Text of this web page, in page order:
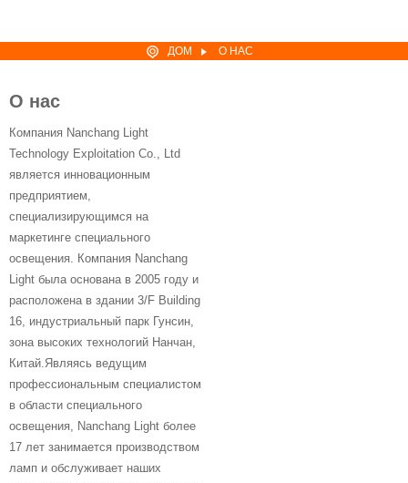
ДОМ О НАС
О нас
Компания Nanchang Light
Technology Exploitation Co., Ltd
является инновационным
предприятием,
специализирующимся на
маркетинге специального
освещения. Компания Nanchang
Light была основана в 2005 году и
расположена в здании 3/F Building
16, индустриальный парк Гунсин,
зона высоких технологий Нанчан,
Китай.Являясь ведущим
профессиональным специалистом
в области специального
освещения, Nanchang Light более
17 лет занимается производством
ламп и обслуживает наших